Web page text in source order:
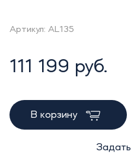
Артикул: AL135
111 199 руб.
В корзину
Задать